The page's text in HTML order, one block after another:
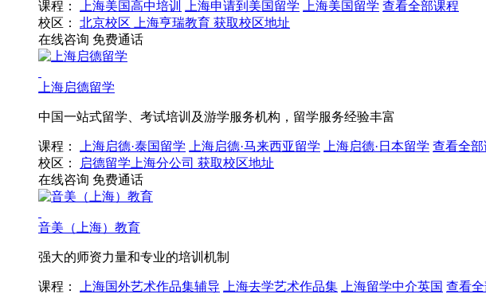
课程： 上海美国高中培训 上海申请到美国留学 上海美国留学 查看全部课程
校区：
北京校区 上海亨瑞教育 获取校区地址
在线咨询 免费通话
上海启德留学
中国一站式留学、考试培训及游学服务机构，留学服务经验丰富
课程： 上海启德·泰国留学 上海启德·马来西亚留学 上海启德·日本留学 查看全部
校区：
启德留学上海分公司 获取校区地址
在线咨询 免费通话
音美（上海）教育
强大的师资力量和专业的培训机制
课程： 上海国外艺术作品集辅导 上海去学艺术作品集 上海留学中介英国 查看